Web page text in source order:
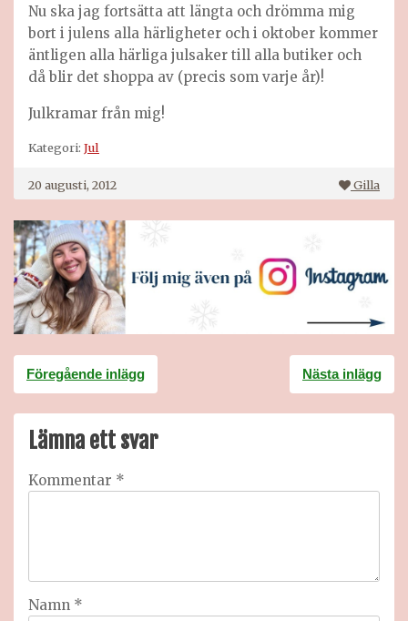
Nu ska jag fortsätta att längta och drömma mig
bort i julens alla härligheter och i oktober kommer
äntligen alla härliga julsaker till alla butiker och
då blir det shoppa av (precis som varje år)!
Julkramar från mig!
Kategori: Jul
20 augusti, 2012 Gilla
Inläggsnavigering
Föregående inlägg Nästa inlägg
Lämna ett svar
Kommentar *
Namn *